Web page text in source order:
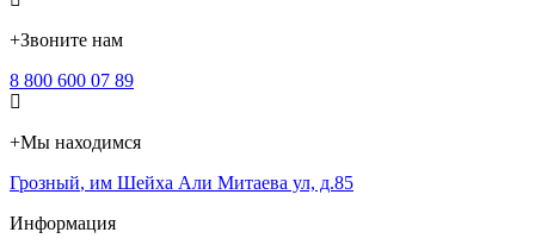
+Звоните нам
8 800 600 07 89
+Мы находимся
Грозный, им Шейха Али Митаева ул, д.85
Информация